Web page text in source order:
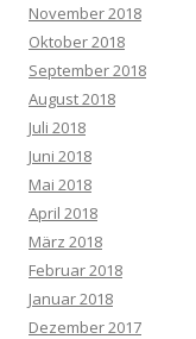
November 2018
Oktober 2018
September 2018
August 2018
Juli 2018
Juni 2018
Mai 2018
April 2018
März 2018
Februar 2018
Januar 2018
Dezember 2017